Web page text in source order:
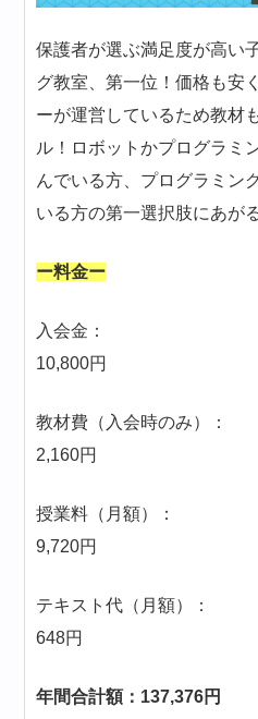
保護者が選ぶ満足度が高い
グ教室、第一位！価格も安
ーが運営しているため教材
ル！ロボットかプログラミ
んでいる方、プログラミン
いる方の第一選択肢にあが
ー料金ー
入会金：
10,800円
教材費（入会時のみ）：
2,160円
授業料（月額）：
9,720円
テキスト代（月額）：
648円
年間合計額：137,376円